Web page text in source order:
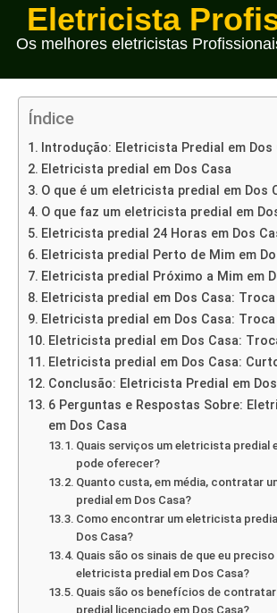
Eletricista
Os melhores eletricistas
Índice
Introdução: Eletricista Predial em Dos
Eletricista predial em Dos Casa
O que é um eletricista predial em Dos
O que faz um eletricista predial em
Eletricista predial 24 Horas em Dos
Eletricista predial Perto de Mim em
Eletricista predial Próximo a Mim em
Eletricista predial em Dos Casa:
Eletricista predial em Dos Casa:
Eletricista predial em Dos Casa:
Eletricista predial em Dos Casa:
Conclusão: Eletricista Predial em
6 Perguntas e Respostas Sobre:
em Dos Casa
Quais serviços um eletricista predial
pode oferecer?
Quanto custa, em média, contratar
predial em Dos Casa?
Como encontrar um eletricista
Dos Casa?
Quais são os sinais de que eu
eletricista predial em Dos Casa?
Quais são os benefícios de
predial licenciado em Dos Casa?